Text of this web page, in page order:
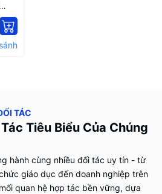
TÁC
Tiêu Biểu Của Chúng
hành cùng nhiều đối tác uy tín - từ
giáo dục đến doanh nghiệp trên
quan hệ hợp tác bền vững, dựa